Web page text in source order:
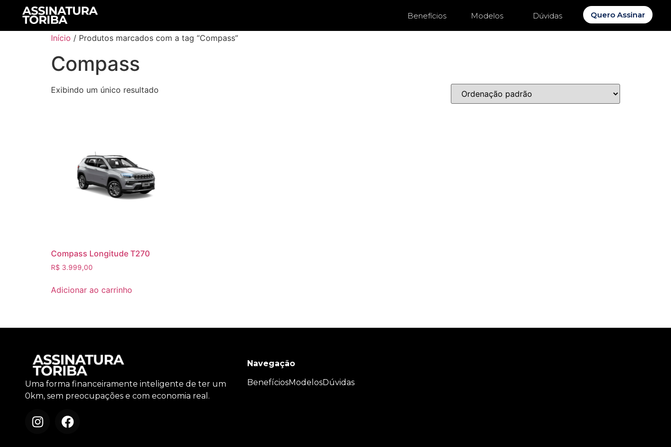
Benefícios Modelos Dúvidas Quero Assinar
Início / Produtos marcados com a tag “Compass”
Compass
Exibindo um único resultado
Compass Longitude T270
R$ 3.999,00
Adicionar ao carrinho
Uma forma financeiramente inteligente de ter um
0km, sem preocupações e com economia real.
Navegação
BenefíciosModelosDúvidas